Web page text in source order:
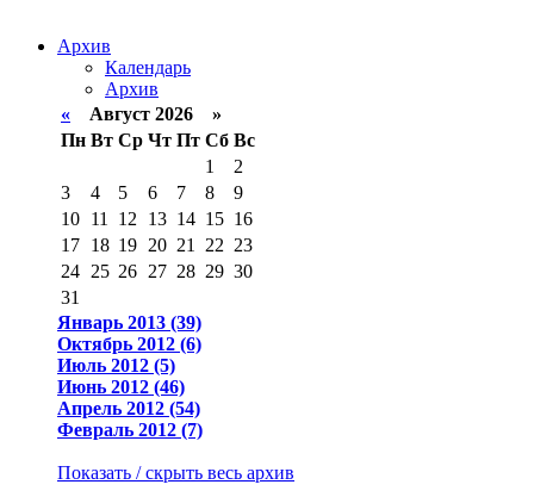
Архив
Календарь
Архив
« Август 2026 »
Пн Вт Ср Чт Пт Сб Вс
1
2
3
4 5 6 7 8
9
10 11 12 13 14 15 16
17 18 19 20 21 22 23
24 25 26 27 28 29 30
31
Январь 2013 (39)
Октябрь 2012 (6)
Июль 2012 (5)
Июнь 2012 (46)
Апрель 2012 (54)
Февраль 2012 (7)
Показать / скрыть весь архив